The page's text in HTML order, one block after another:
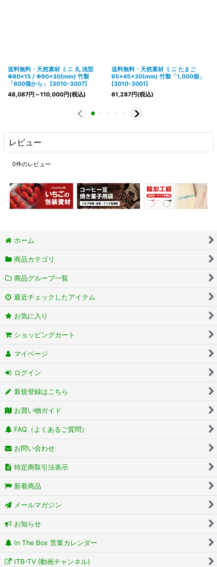
送料無料・天然素材 ミニ 丸 浅型
Φ80×15 / Φ90×30(mm) 竹製
「600個から」
[3010-3007]
48,087円 ～110,000円(税込)
送料無料・天然素材 ミニ たまご
65×45×30(mm) 竹製「1,000個」
[3010-3001]
61,287円(税込)
レビュー
0件のレビュー
ホーム
商品カテゴリ
商品グループ一覧
最近チェックしたアイテム
お気に入り
ショッピングカート
マイページ
ログイン
新規登録はこちら
お買い物ガイド
FAQ（よくあるご質問）
お問い合わせ
特定商取引法表示
新着商品
メールマガジン
お知らせ
In The Box 営業カレンダー
ITB-TV (動画チャンネル)